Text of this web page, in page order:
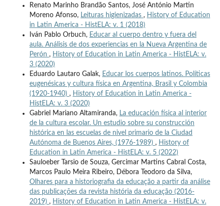
Renato Marinho Brandão Santos, José António Martin
Moreno Afonso, Leituras higienizadas , History of Education
in Latin America - HistELA: v. 1 (2018)
Iván Pablo Orbuch, Educar al cuerpo dentro y fuera del
aula. Análisis de dos experiencias en la Nueva Argentina de
Perón , History of Education in Latin America - HistELA: v.
3 (2020)
Eduardo Lautaro Galak, Educar los cuerpos latinos. Políticas
eugenésicas y cultura física en Argentina, Brasil y Colombia
(1920-1940) , History of Education in Latin America -
HistELA: v. 3 (2020)
Gabriel Mariano Altamiranda, La educación física al interior
de la cultura escolar. Un estudio sobre su construcción
histórica en las escuelas de nivel primario de la Ciudad
Autónoma de Buenos Aires, (1976-1989) , History of
Education in Latin America - HistELA: v. 5 (2022)
Sauloeber Tarsio de Souza, Gercimar Martins Cabral Costa,
Marcos Paulo Meira Ribeiro, Débora Teodoro da Silva,
Olhares para a historiografia da educação a partir da análise
das publicações da revista história da educação (2016-
2019) , History of Education in Latin America - HistELA: v.